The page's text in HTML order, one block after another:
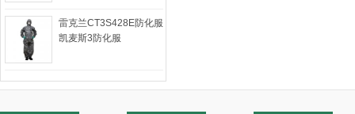
雷克兰CT3S428E防化服
凯麦斯3防化服